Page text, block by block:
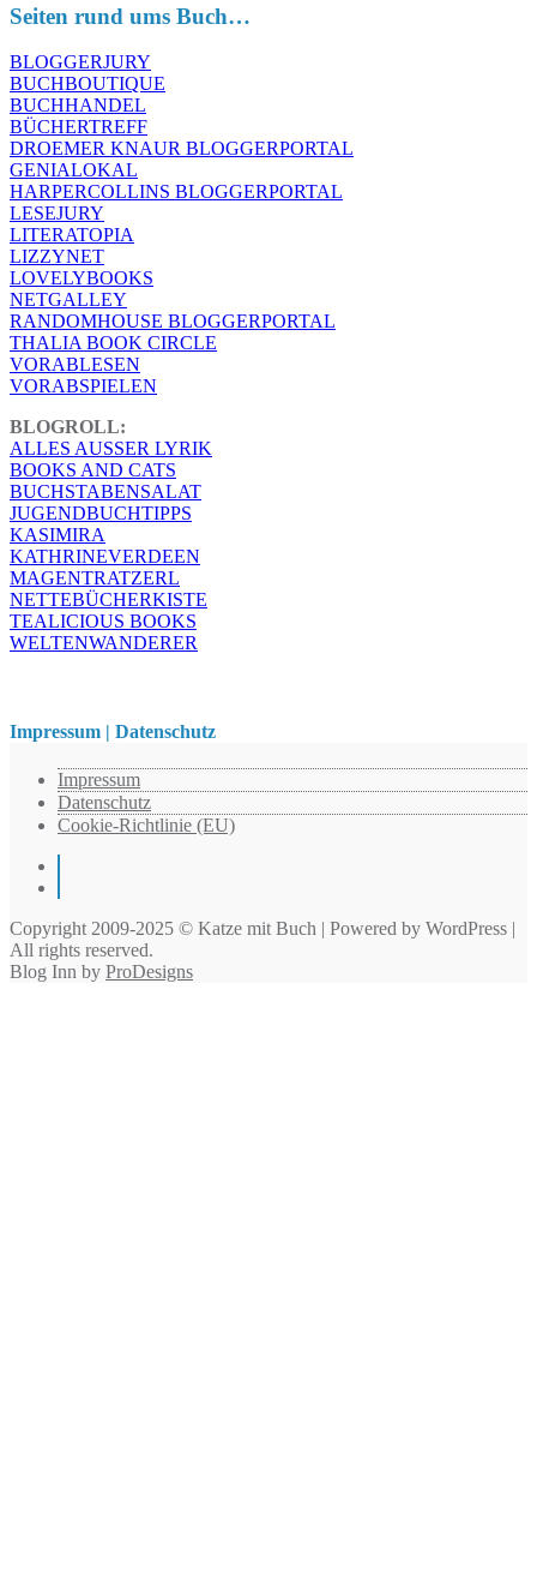
Seiten rund ums Buch…
BLOGGERJURY
BUCHBOUTIQUE
BUCHHANDEL
BÜCHERTREFF
DROEMER KNAUR BLOGGERPORTAL
GENIALOKAL
HARPERCOLLINS BLOGGERPORTAL
LESEJURY
LITERATOPIA
LIZZYNET
LOVELYBOOKS
NETGALLEY
RANDOMHOUSE BLOGGERPORTAL
THALIA BOOK CIRCLE
VORABLESEN
VORABSPIELEN
BLOGROLL:
ALLES AUSSER LYRIK
BOOKS AND CATS
BUCHSTABENSALAT
JUGENDBUCHTIPPS
KASIMIRA
KATHRINEVERDEEN
MAGENTRATZERL
NETTEBÜCHERKISTE
TEALICIOUS BOOKS
WELTENWANDERER
Impressum | Datenschutz
Impressum
Datenschutz
Cookie-Richtlinie (EU)
Copyright 2009-2025 © Katze mit Buch | Powered by WordPress |
All rights reserved.
Blog Inn by ProDesigns